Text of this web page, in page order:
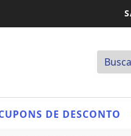
DE DESCONTO